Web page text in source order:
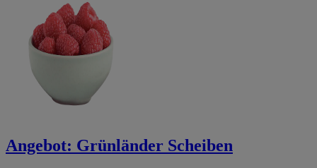
Angebot: Grünländer Scheiben